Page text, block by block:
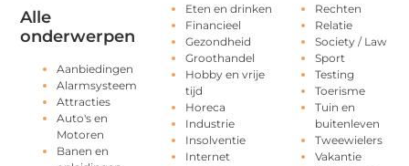
Alle
onderwerpen
Aanbiedingen
Alarmsysteem
Attracties
Auto's en
Motoren
Banen en
Eten en drinken
Financieel
Gezondheid
Groothandel
Hobby en vrije
tijd
Horeca
Industrie
Insolventie
Internet
Rechten
Relatie
Society / Law
Sport
Testing
Toerisme
Tuin en
buitenleven
Tweewielers
Vakantie